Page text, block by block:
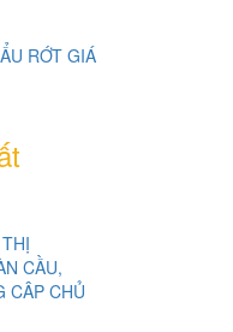
RỚT GIÁ
CẦU,
CÂP CHỦ